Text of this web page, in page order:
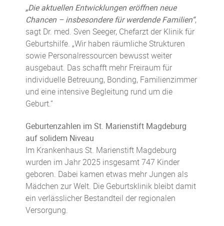
„Die aktuellen Entwicklungen eröffnen neue
Chancen – insbesondere für werdende Familien“,
sagt Dr. med. Sven Seeger, Chefarzt der Klinik für
Geburtshilfe. „Wir haben räumliche Strukturen
sowie Personalressourcen bewusst weiter
ausgebaut. Das schafft mehr Freiraum für
individuelle Betreuung, Bonding, Familienzimmer
und eine intensive Begleitung rund um die
Geburt.“
Geburtenzahlen im St. Marienstift Magdeburg
auf solidem Niveau
Im Krankenhaus St. Marienstift Magdeburg
wurden im Jahr 2025 insgesamt 747 Kinder
geboren. Dabei kamen etwas mehr Jungen als
Mädchen zur Welt. Die Geburtsklinik bleibt damit
ein verlässlicher Bestandteil der regionalen
Versorgung.